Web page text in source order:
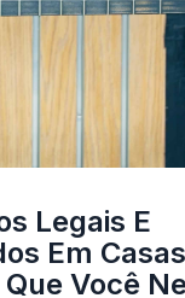
Legais E
Em
Você